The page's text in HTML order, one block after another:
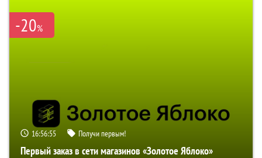
-20%
16:56:54 Получи первым!
Первый заказ в сети магазинов «Золотое Яблоко»